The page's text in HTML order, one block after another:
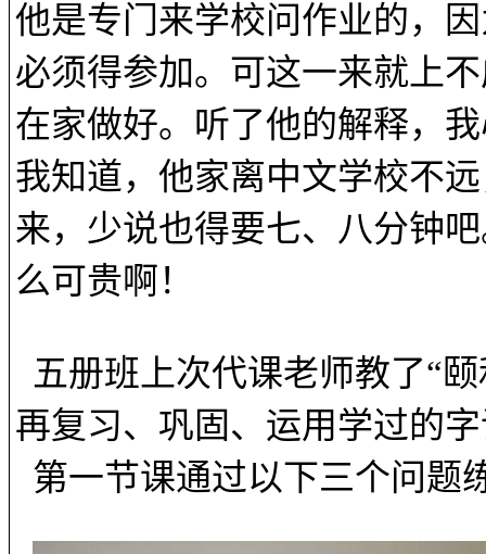
他是专门来学校问作业的，
必须得参加。可这一来就上
在家做好。听了他的解释，
我知道，他家离中文学校不
来，少说也得要七、八分钟
么可贵啊！
五册班上次代课老师教了“
再复习、巩固、运用学过的
第一节课通过以下三个问题